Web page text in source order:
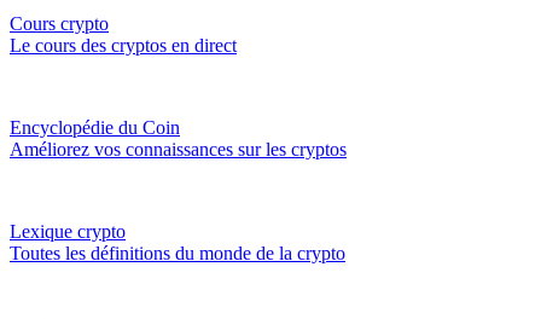
Cours crypto
Le cours des cryptos en direct
Encyclopédie du Coin
Améliorez vos connaissances sur les cryptos
Lexique crypto
Toutes les définitions du monde de la crypto